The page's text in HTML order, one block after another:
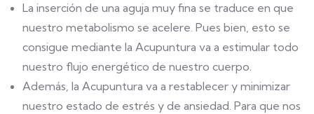
La inserción de una aguja muy fina se traduce en que
nuestro metabolismo se acelere. Pues bien, esto se
consigue mediante la Acupuntura va a estimular todo
nuestro flujo energético de nuestro cuerpo.
Además, la Acupuntura va a restablecer y minimizar
nuestro estado de estrés y de ansiedad. Para que nos